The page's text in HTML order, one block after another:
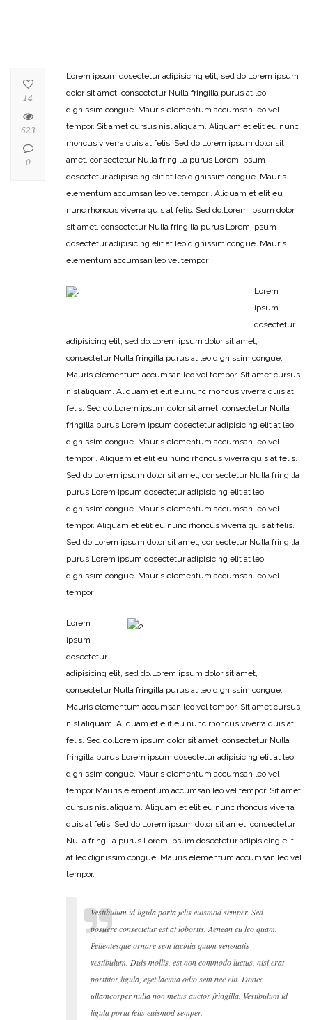
Lorem ipsum dosectetur adipisicing elit, sed do.Lorem ipsum
dolor sit amet, consectetur Nulla fringilla purus at leo
dignissim congue. Mauris elementum accumsan leo vel
tempor. Sit amet cursus nisl aliquam. Aliquam et elit eu nunc
rhoncus viverra quis at felis. Sed do.Lorem ipsum dolor sit
amet, consectetur Nulla fringilla purus Lorem ipsum
dosectetur adipisicing elit at leo dignissim congue. Mauris
elementum accumsan leo vel tempor . Aliquam et elit eu
nunc rhoncus viverra quis at felis. Sed do.Lorem ipsum dolor
sit amet, consectetur Nulla fringilla purus Lorem ipsum
dosectetur adipisicing elit at leo dignissim congue. Mauris
elementum accumsan leo vel tempor
Lorem
ipsum
dosectetur
adipisicing elit, sed do.Lorem ipsum dolor sit amet,
consectetur Nulla fringilla purus at leo dignissim congue.
Mauris elementum accumsan leo vel tempor. Sit amet cursus
nisl aliquam. Aliquam et elit eu nunc rhoncus viverra quis at
felis. Sed do.Lorem ipsum dolor sit amet, consectetur Nulla
fringilla purus Lorem ipsum dosectetur adipisicing elit at leo
dignissim congue. Mauris elementum accumsan leo vel
tempor . Aliquam et elit eu nunc rhoncus viverra quis at felis.
Sed do.Lorem ipsum dolor sit amet, consectetur Nulla fringilla
purus Lorem ipsum dosectetur adipisicing elit at leo
dignissim congue. Mauris elementum accumsan leo vel
tempor. Aliquam et elit eu nunc rhoncus viverra quis at felis.
Sed do.Lorem ipsum dolor sit amet, consectetur Nulla fringilla
purus Lorem ipsum dosectetur adipisicing elit at leo
dignissim congue. Mauris elementum accumsan leo vel
tempor
Lorem
ipsum
dosectetur
adipisicing elit, sed do.Lorem ipsum dolor sit amet,
consectetur Nulla fringilla purus at leo dignissim congue.
Mauris elementum accumsan leo vel tempor. Sit amet cursus
nisl aliquam. Aliquam et elit eu nunc rhoncus viverra quis at
felis. Sed do.Lorem ipsum dolor sit amet, consectetur Nulla
fringilla purus Lorem ipsum dosectetur adipisicing elit at leo
dignissim congue. Mauris elementum accumsan leo vel
tempor Mauris elementum accumsan leo vel tempor. Sit amet
cursus nisl aliquam. Aliquam et elit eu nunc rhoncus viverra
quis at felis. Sed do.Lorem ipsum dolor sit amet, consectetur
Nulla fringilla purus Lorem ipsum dosectetur adipisicing elit
at leo dignissim congue. Mauris elementum accumsan leo vel
tempor.
Vestibulum id ligula porta felis euismod semper. Sed
posuere consectetur est at lobortis. Aenean eu leo quam.
Pellentesque ornare sem lacinia quam venenatis
vestibulum. Duis mollis, est non commodo luctus, nisi erat
porttitor ligula, eget lacinia odio sem nec elit. Donec
ullamcorper nulla non metus auctor fringilla. Vestibulum id
ligula porta felis euismod semper.
14
623
0